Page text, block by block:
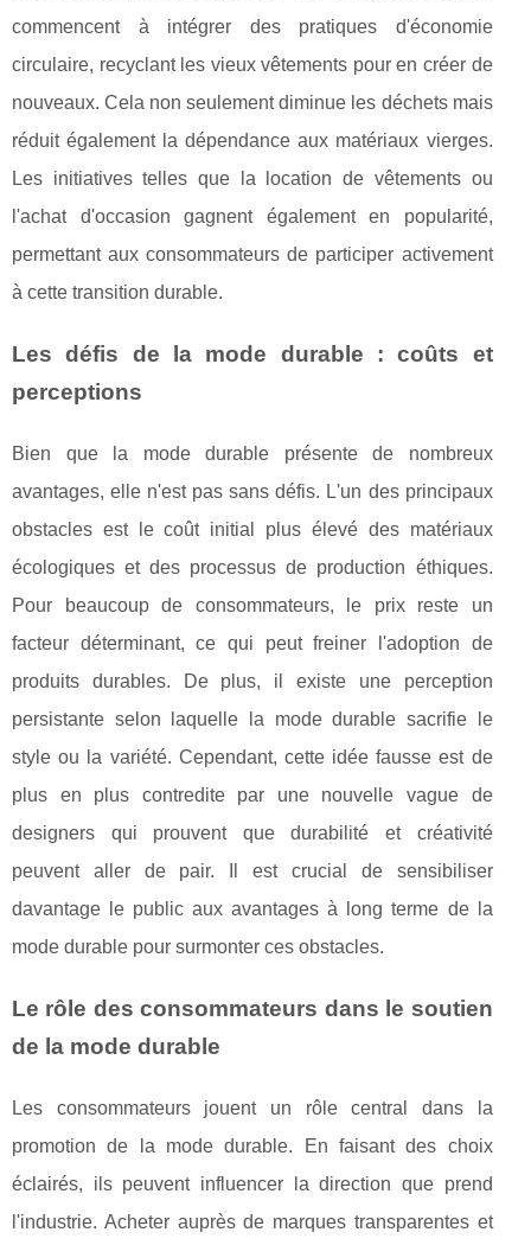
commencent à intégrer des pratiques d'économie
circulaire, recyclant les vieux vêtements pour en créer de
nouveaux. Cela non seulement diminue les déchets mais
réduit également la dépendance aux matériaux vierges.
Les initiatives telles que la location de vêtements ou
l'achat d'occasion gagnent également en popularité,
permettant aux consommateurs de participer activement
à cette transition durable.
Les défis de la mode durable : coûts et
perceptions
Bien que la mode durable présente de nombreux
avantages, elle n'est pas sans défis. L'un des principaux
obstacles est le coût initial plus élevé des matériaux
écologiques et des processus de production éthiques.
Pour beaucoup de consommateurs, le prix reste un
facteur déterminant, ce qui peut freiner l'adoption de
produits durables. De plus, il existe une perception
persistante selon laquelle la mode durable sacrifie le
style ou la variété. Cependant, cette idée fausse est de
plus en plus contredite par une nouvelle vague de
designers qui prouvent que durabilité et créativité
peuvent aller de pair. Il est crucial de sensibiliser
davantage le public aux avantages à long terme de la
mode durable pour surmonter ces obstacles.
Le rôle des consommateurs dans le soutien
de la mode durable
Les consommateurs jouent un rôle central dans la
promotion de la mode durable. En faisant des choix
éclairés, ils peuvent influencer la direction que prend
l'industrie. Acheter auprès de marques transparentes et